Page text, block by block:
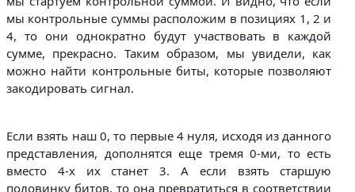
мы контрольные суммы расположим в позициях 1, 2 и
4, то они однократно будут участвовать в каждой
сумме, прекрасно. Таким образом, мы увидели, как
можно найти контрольные биты, которые позволяют
закодировать сигнал.
Если взять наш 0, то первые 4 нуля, исходя из данного
представления, дополнятся еще тремя 0-ми, то есть
вместо 4-х их станет 3. А если взять старшую
половинку битов, то она превратиться в соответствии